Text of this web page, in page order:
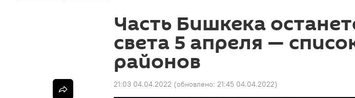
Часть Бишкека
света 5 апреля —
районов
21:03 04.04.2022 (обновлено: 21:45 04.04.2022)